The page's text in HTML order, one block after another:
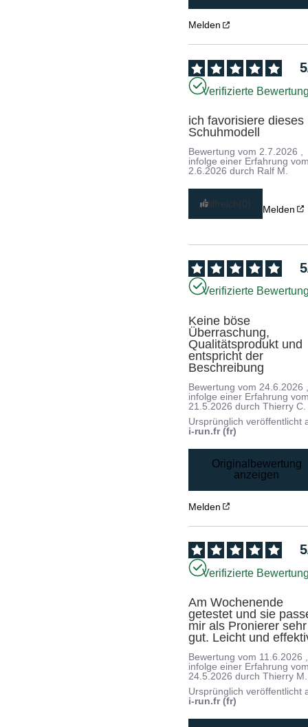
Melden
5
Verifizierte
ich favorisiere dieses
Schuhmodell
Bewertung vom2.7.2026 ,
infolge einer Erfahrung
2.6.2026 durch Ralf M.
Hilfreich(0) Melden
5
Verifizierte
Keine böse
Überraschung,
Qualitätsprodukt und
entspricht der
Beschreibung
Bewertung vom 24.6.2026
infolge einer Erfahrung
21.5.2026 durchThierry C.
Ursprünglich veröffentlicht
i-run.fr (fr)
Originalbewertung
anzeigen
Melden
5
Verifizierte
Am Wochenende
getestet und sie
mir als Pronierer sehr
gut. Leicht und
Bewertung vom 11.6.2026
infolge einer Erfahrung
24.5.2026 durchThierry M.
Ursprünglich veröffentlicht
i-run.fr (fr)